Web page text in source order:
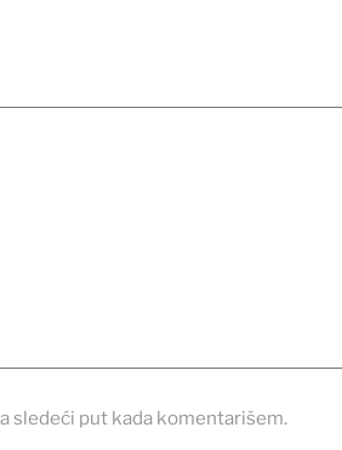
sledeći put kada komentarišem.